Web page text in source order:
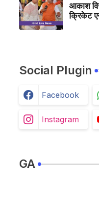
आकाश
क्रिकेट
Social Plugin
Facebook
Instagram
GA